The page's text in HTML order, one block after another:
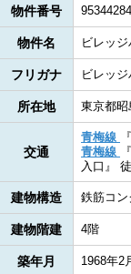
物件番号 95344284
物件名 ビレッ
フリガナ ビレッ
所在地 東京都
交通
青梅線 『
青梅線
『
入口』
建物構造 鉄筋コン
建物階建 4階
築年月 1968年2